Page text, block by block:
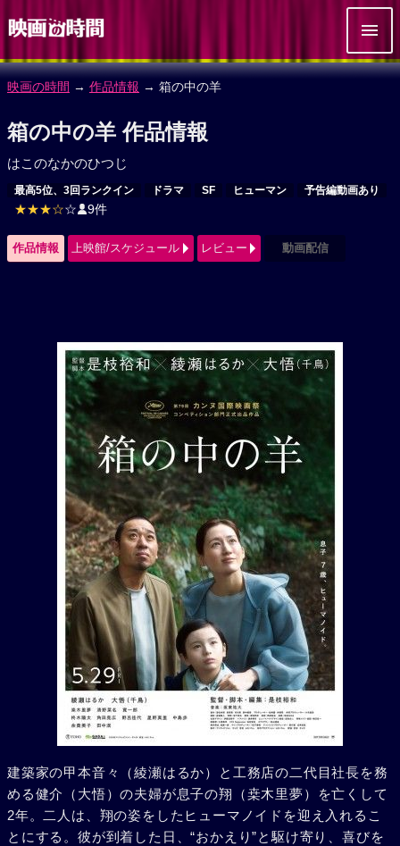
映画の時間 → 作品情報 → 箱の中の羊
箱の中の羊 作品情報
はこのなかのひつじ
最高5位、3回ランクイン ドラマ SF ヒューマン 予告編動画あり
★★★☆☆ 9件
作品情報 上映館/スケジュール レビュー 動画配信
建築家の甲本音々（綾瀬はるか）と工務店の二代目社長を務
める健介（大悟）の夫婦が息子の翔（桒木里夢）を亡くして
2年。二人は、翔の姿をしたヒューマノイドを迎え入れるこ
とにする。彼が到着した日、“おかえり”と駆け寄り、喜びを